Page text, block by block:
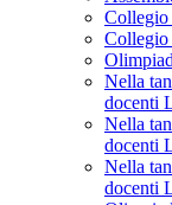
Collegio
Collegio
Nella
docenti
Nella
docenti
Nella
docenti